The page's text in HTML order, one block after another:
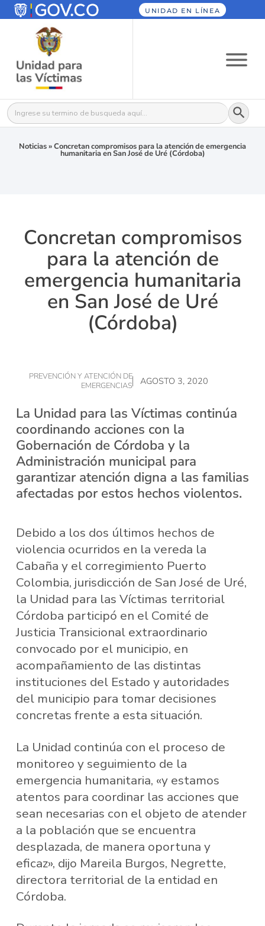
UNIDAD EN LÍNEA
Buscar: Botón
Noticias»Concretan compromisos para la atención de emergencia
humanitaria en San José de Uré (Córdoba)
Concretan compromisos
para la atención de
emergencia humanitaria
en San José de Uré
(Córdoba)
PREVENCIÓN Y ATENCIÓN DE
EMERGENCIAS
AGOSTO 3, 2020
La Unidad para las Víctimas continúa
coordinando acciones con la
Gobernación de Córdoba y la
Administración municipal para
garantizar atención digna a las familias
afectadas por estos hechos violentos.
Debido a los dos últimos hechos de
violencia ocurridos en la vereda la
Cabaña y el corregimiento Puerto
Colombia, jurisdicción de San José de Uré,
la Unidad para las Víctimas territorial
Córdoba participó en el Comité de
Justicia Transicional extraordinario
convocado por el municipio, en
acompañamiento de las distintas
instituciones del Estado y autoridades
del municipio para tomar decisiones
concretas frente a esta situación.
La Unidad continúa con el proceso de
monitoreo y seguimiento de la
emergencia humanitaria, «y estamos
atentos para coordinar las acciones que
sean necesarias con el objeto de atender
a la población que se encuentra
desplazada, de manera oportuna y
eficaz», dijo Mareila Burgos, Negrette,
directora territorial de la entidad en
Córdoba.